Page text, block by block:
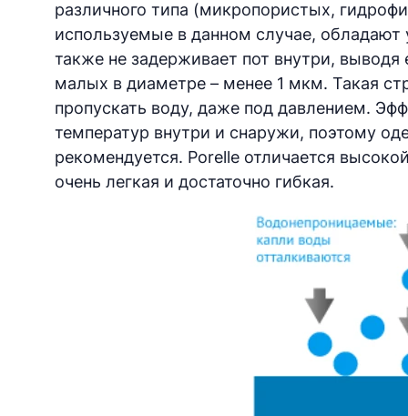
различного типа (микропористых,
используемые в данном случае,
также не задерживает пот внутри,
малых в диаметре – менее 1 мкм. Такая
пропускать воду, даже под давлением.
температур внутри и снаружи, поэтому
рекомендуется. Porelle отличается
очень легкая и достаточно гибкая.